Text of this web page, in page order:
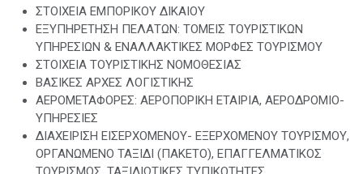
ΣΤΟΙΧΕΙΑ ΕΜΠΟΡΙΚΟΥ ΔΙΚΑΙΟΥ
ΕΞΥΠΗΡΕΤΗΣΗ ΠΕΛΑΤΩΝ: ΤΟΜΕΙΣ ΤΟΥΡΙΣΤΙΚΩΝ
ΥΠΗΡΕΣΙΩΝ & ΕΝΑΛΛΑΚΤΙΚΕΣ ΜΟΡΦΕΣ ΤΟΥΡΙΣΜΟΥ
ΣΤΟΙΧΕΙΑ ΤΟΥΡΙΣΤΙΚΗΣ ΝΟΜΟΘΕΣΙΑΣ
ΒΑΣΙΚΕΣ ΑΡΧΕΣ ΛΟΓΙΣΤΙΚΗΣ
ΑΕΡΟΜΕΤΑΦΟΡΕΣ: ΑΕΡΟΠΟΡΙΚΗ ΕΤΑΙΡΙΑ, ΑΕΡΟΔΡΟΜΙΟ-
ΥΠΗΡΕΣΙΕΣ
ΔΙΑΧΕΙΡΙΣΗ ΕΙΣΕΡΧΟΜΕΝΟΥ- ΕΞΕΡΧΟΜΕΝΟΥ ΤΟΥΡΙΣΜΟΥ,
ΟΡΓΑΝΩΜΕΝΟ ΤΑΞΙΔΙ (ΠΑΚΕΤΟ), ΕΠΑΓΓΕΛΜΑΤΙΚΟΣ